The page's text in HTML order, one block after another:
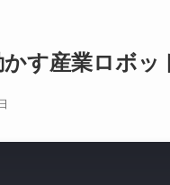
かす産業ロボッ